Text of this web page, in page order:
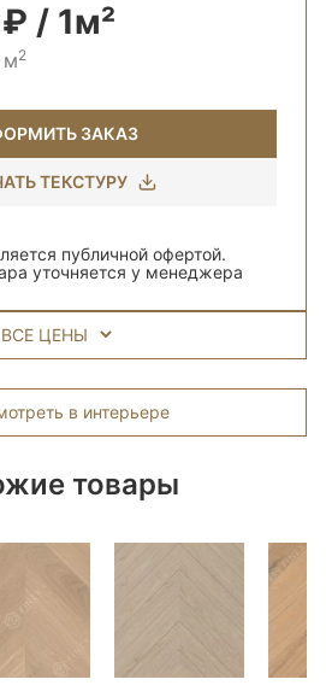
/ 1м²
м2
ЗАКАЗ
ТЕКСТУРУ
публичной офертой.
уточняется у менеджера
ВСЕ ЦЕНЫ
в интерьере
товары